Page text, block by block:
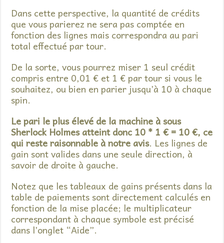
Dans cette perspective, la quantité de crédits
que vous parierez ne sera pas comptée en
fonction des lignes mais correspondra au pari
total effectué par tour.
De la sorte, vous pourrez miser 1 seul crédit
compris entre 0,01 € et 1 € par tour si vous le
souhaitez, ou bien en parier jusqu’à 10 à chaque
spin.
Le pari le plus élevé de la machine à sous
Sherlock Holmes atteint donc 10 * 1 € = 10 €, ce
qui reste raisonnable à notre avis. Les lignes de
gain sont valides dans une seule direction, à
savoir de droite à gauche.
Notez que les tableaux de gains présents dans la
table de paiements sont directement calculés en
fonction de la mise placée; le multiplicateur
correspondant à chaque symbole est précisé
dans l’onglet “Aide”.